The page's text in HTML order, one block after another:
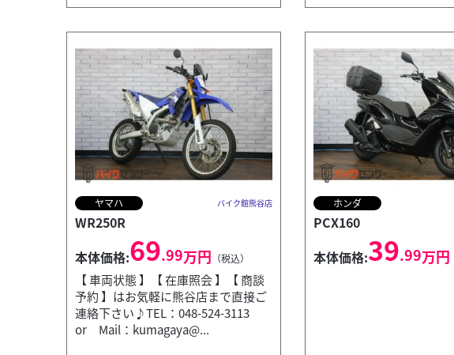
ヤマハ バイク館熊谷店
WR250R
本体価格:69.99万円 （税込）
【 車両状態 】【 在庫照会 】【 商談
予約 】はお気軽に熊谷店まで直接ご
連絡下さい♪TEL：048-524-3113
or Mail：kumagaya@...
ホンダ
PCX160
本体価格:39.99万円